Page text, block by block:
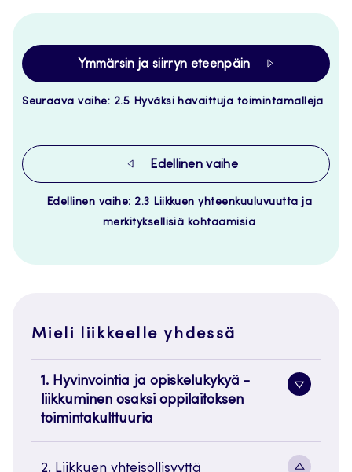
Ymmärsin ja siirryn eteenpäin
Seuraava vaihe: 2.5 Hyväksi havaittuja toimintamalleja
Edellinen vaihe
Edellinen vaihe: 2.3 Liikkuen yhteenkuuluvuutta ja
merkityksellisiä kohtaamisia
Mieli liikkeelle yhdessä
1. Hyvinvointia ja opiskelukykyä -
liikkuminen osaksi oppilaitoksen
toimintakulttuuria
2. Liikkuen yhteisöllisyyttä